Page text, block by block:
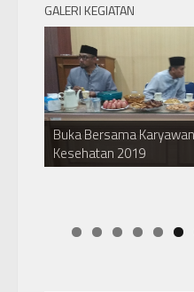
GALERI KEGIATAN
Buka Bersama
Kesehatan 2019
Kunjungan DPRD Kab.